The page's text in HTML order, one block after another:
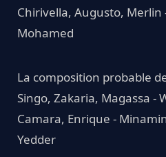
Chirivella, Augusto, Merlin
Mohamed
La composition probable
Singo, Zakaria, Magassa -
Camara, Enrique -
Yedder